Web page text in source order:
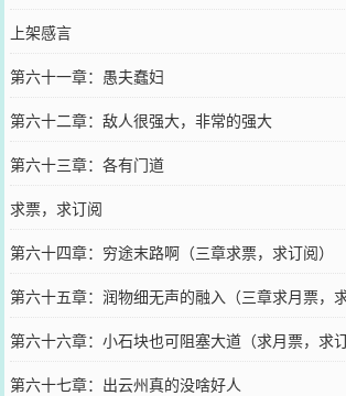
上架感言
第六十一章：愚夫蠢妇
第六十二章：敌人很强大，非常的强大
第六十三章：各有门道
求票，求订阅
第六十四章：穷途末路啊（三章求票，求订阅）
第六十五章：润物细无声的融入（三章求月票，求
第六十六章：小石块也可阻塞大道（求月票，求订
第六十七章：出云州真的没啥好人